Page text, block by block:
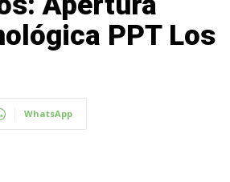
PPT Los
WhatsApp